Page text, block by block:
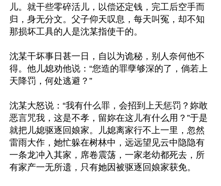
儿。就干些零碎活儿，以偿还定钱，完工后空手而
归，身无分文。父子仰天叹息，每天叫冤，却不知
那损坏工具的人是沈某指使干的。
沈某干坏事日甚一日，自以为诡秘，别人奈何他不
得。他儿媳劝他说：“您造的罪孽够深的了，倘若上
天降罚，何处逃避？”
沈某大怒说：“我有什么罪，会招到上天惩罚？妳敢
恶言咒我，这是不孝，留妳在这儿有什么用？”于是
就把儿媳驱逐回娘家。儿媳离家行不上一里，忽然
雷雨大作，她忙躲在树林中，远远望见云中隐隐有
一条龙冲入其家，席卷震荡，一家老幼都死去，所
有家产一无所遗，只有她因被驱逐回娘家获免。